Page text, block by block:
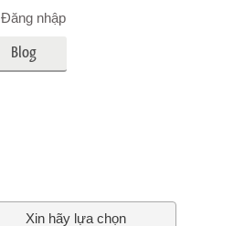
Blog
Đăng nhập
Xin hãy lựa chọn